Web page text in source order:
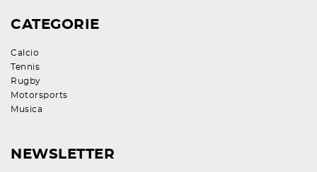
CATEGORIE
Calcio
Tennis
Rugby
Motorsports
Musica
NEWSLETTER